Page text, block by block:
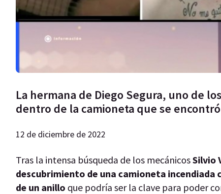
La hermana de Diego Segura, uno de
dentro de la camioneta que se
12 de diciembre de 2022
Tras la intensa búsqueda de los mecánicosSilvio
descubrimiento de una camioneta incendiada
de un anillo que podría ser la clave para poder